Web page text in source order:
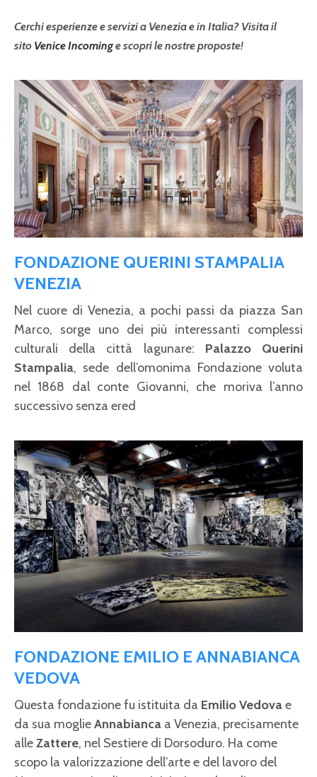
Cerchi esperienze e servizi a Venezia e in Italia? Visita il
sito Venice Incominge scopri le nostre proposte!
FONDAZIONE QUERINI STAMPALIA
VENEZIA
Nel cuore di Venezia, a pochi passi da piazza San
Marco, sorge uno dei più interessanti complessi
culturali della città lagunare: Palazzo Querini
Stampalia, sede dell’omonima Fondazione voluta
nel 1868 dal conte Giovanni, che moriva l’anno
successivo senza ered
FONDAZIONE EMILIO E ANNABIANCA
VEDOVA
Questa fondazione fu istituita da Emilio Vedovae
da sua moglieAnnabianca a Venezia, precisamente
alleZattere, nel Sestiere di Dorsoduro. Ha come
scopo la valorizzazione dell’arte e del lavoro del